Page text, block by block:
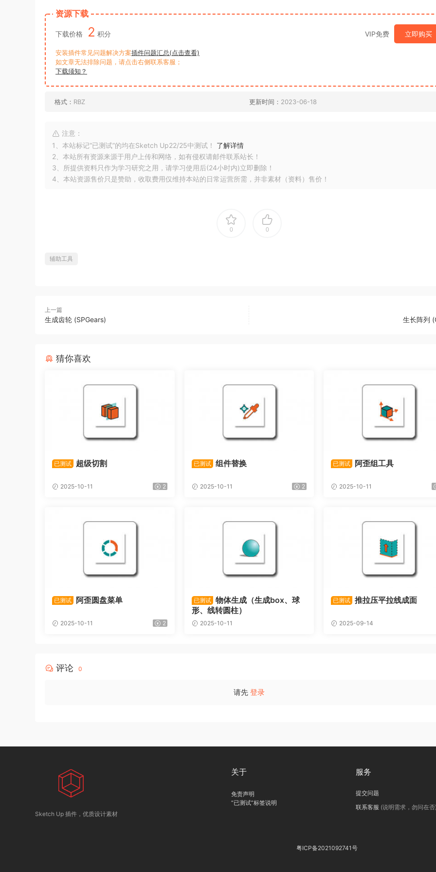
资源下载
下载价格 2 积分 VIP免费 立即购买
安装插件常见问题解决方案插件问题汇总(点击查看)
如文章无法排除问题，请点击右侧联系客服；
下载须知？
格式： RBZ 更新时间： 2023-06-18
注意：
1、本站标记“已测试”的均在Sketch Up22/25中测试！ 了解详情
2、本站所有资源来源于用户上传和网络，如有侵权请邮件联系站长！
3、所提供资料只作为学习研究之用，请学习使用后(24小时内)立即删除！
4、本站资源售价只是赞助，收取费用仅维持本站的日常运营所需，并非素材（资料）售价！
0 0
辅助工具
上一篇
生成齿轮 (SPGears) 生长阵列
猜你喜欢
已测试 超级切割
2025-10-11 2
已测试 组件替换
2025-10-11 2
已测试 阿歪组工具
2025-10-11
已测试 阿歪圆盘菜单
2025-10-11 2
已测试
物体生成（生成box、球
形、线转圆柱）
2025-10-11
已测试 推拉压平拉线成面
2025-09-14
评论 0
请先 登录
Sketch Up 插件，优质设计素材
关于
免责声明
“已测试”标签说明
服务
提交问题
联系客服 (说明需求，勿问在否
粤ICP备2021092741号